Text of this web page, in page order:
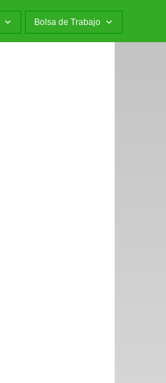
Bolsa de Trabajo